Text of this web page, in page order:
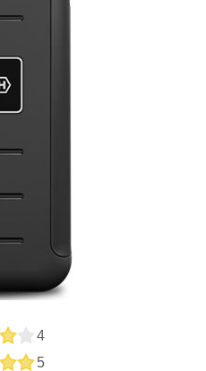
4
5